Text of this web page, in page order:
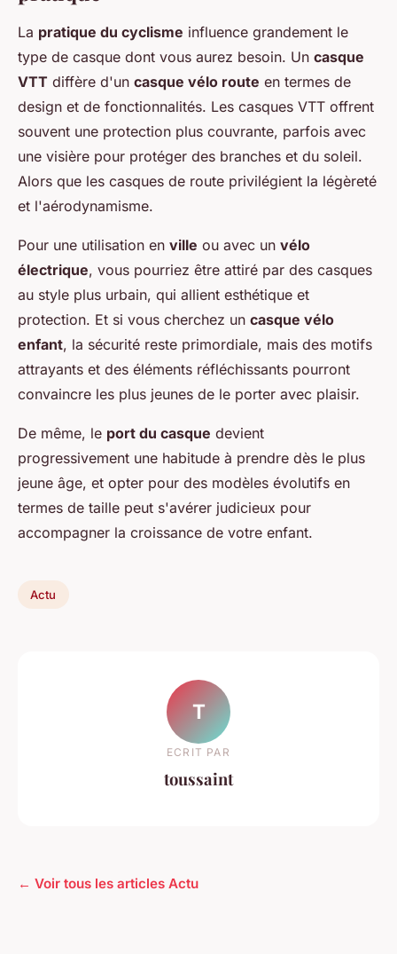
La pratique du cyclisme influence grandement le
type de casque dont vous aurez besoin. Un casque
VTT diffère d'un casque vélo route en termes de
design et de fonctionnalités. Les casques VTT offrent
souvent une protection plus couvrante, parfois avec
une visière pour protéger des branches et du soleil.
Alors que les casques de route privilégient la légèreté
et l'aérodynamisme.
Pour une utilisation en ville ou avec un vélo
électrique, vous pourriez être attiré par des casques
au style plus urbain, qui allient esthétique et
protection. Et si vous cherchez un casque vélo
enfant, la sécurité reste primordiale, mais des motifs
attrayants et des éléments réfléchissants pourront
convaincre les plus jeunes de le porter avec plaisir.
De même, le port du casque devient
progressivement une habitude à prendre dès le plus
jeune âge, et opter pour des modèles évolutifs en
termes de taille peut s'avérer judicieux pour
accompagner la croissance de votre enfant.
Actu
T
ECRIT PAR
toussaint
← Voir tous les articles Actu